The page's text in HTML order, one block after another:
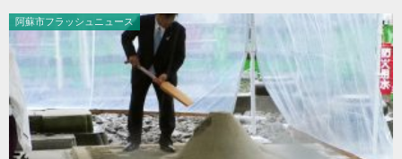
阿蘇市フラッシュニュース